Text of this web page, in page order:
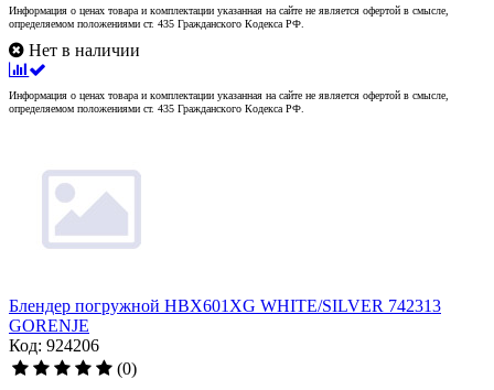
Информация о ценах товара и комплектации указанная на сайте не является офертой в смысле,
определяемом положениями ст. 435 Гражданского Кодекса РФ.
Нет в наличии
Информация о ценах товара и комплектации указанная на сайте не является офертой в смысле,
определяемом положениями ст. 435 Гражданского Кодекса РФ.
Блендер погружной HBX601XG WHITE/SILVER 742313
GORENJE
Код: 924206
(0)